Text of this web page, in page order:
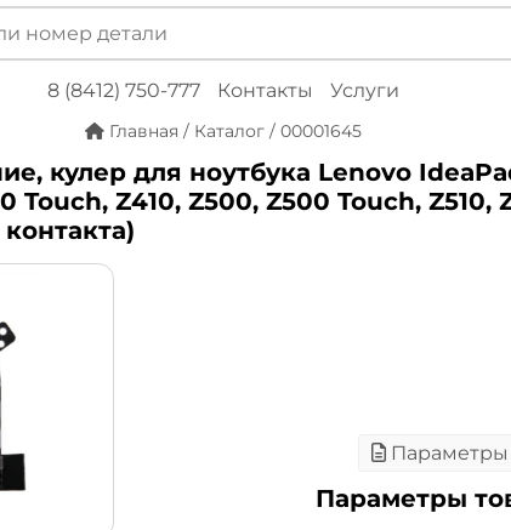
8 (8412) 750-777 Контакты Услуги
Главная / Каталог / 00001645
кулер для ноутбука Lenovo
Touch, Z410, Z500, Z500 Touch, Z510,
Параметры
Параметры